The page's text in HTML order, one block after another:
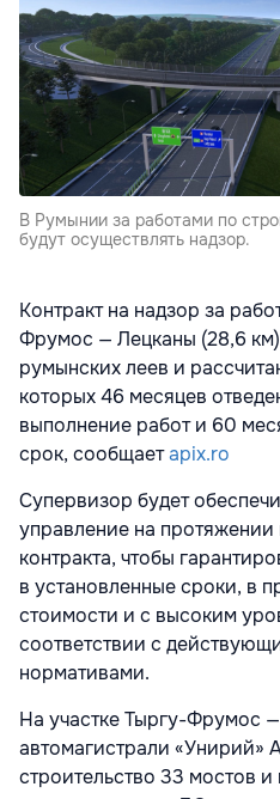
В Румынии за работами по
будут осуществлять надзор.
Контракт на надзор за
Фрумос — Лецканы (28,6
румынских леев и
которых 46 месяцев
выполнение работ и 60
срок, сообщаетapix.ro
Супервизор будет
управление на протяжении
контракта, чтобы
в установленные сроки, в
стоимости и с высоким
соответствии с
нормативами.
На участке Тыргу-Фрумос
автомагистрали «Унирий»
строительство 33 мостов